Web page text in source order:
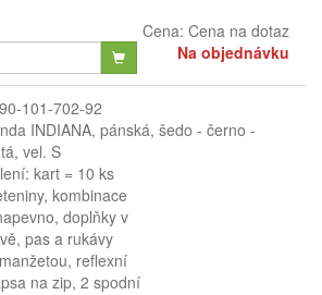
Cena: Cena na dotaz
Na objednávku
101-702-92
INDIANA, pánská, šedo - černo -
vel. S
kart = 10 ks
kombinace
doplňky v
pas a rukávy
reflexní
na zip, 2 spodní